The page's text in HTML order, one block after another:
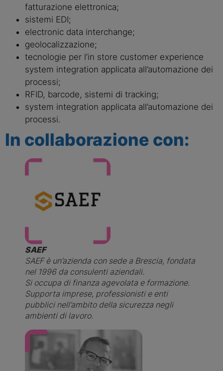
fatturazione elettronica;
sistemi EDI;
electronic data interchange;
geolocalizzazione;
tecnologie per l’in store customer experience
system integration applicata all’automazione dei
processi;
RFID, barcode, sistemi di tracking;
system integration applicata all’automazione dei
processi.
In collaborazione con:
SAEF
SAEF è un’azienda con sede a Brescia, fondata
nel 1996 da consulenti aziendali.
Si occupa di finanza agevolata e formazione.
Supporta imprese, professionisti e enti
pubblici nell’ambito della sicurezza negli
ambienti di lavoro.